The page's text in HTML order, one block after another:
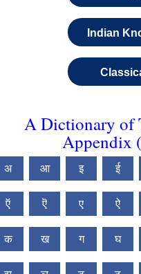
Indian
A Dictionary of
Appendix
अ आ इ ई
ऍ ऎ ए ऐ
क ख ग घ